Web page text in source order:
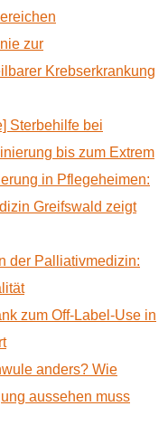
zur
Krebserkrankung
Sterbehilfe bei
bis zum Extrem
in Pflegeheimen:
Greifswald zeigt
der Palliativmedizin:
zum Off-Label-Use in
anders? Wie
aussehen muss